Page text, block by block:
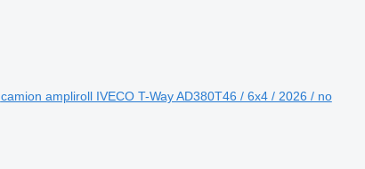
camion ampliroll IVECO T-Way AD380T46 / 6x4 / 2026 / no